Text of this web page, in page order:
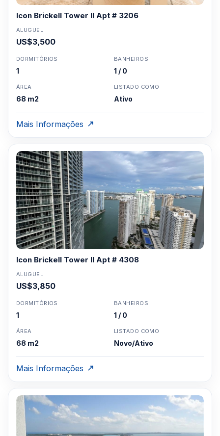
Icon Brickell Tower II Apt # 3206
ALUGUEL
US$3,500
DORMITÓRIOS
1
BANHEIROS
1 / 0
ÁREA
68 m2
LISTADO COMO
Ativo
Mais Informações
Icon Brickell Tower II Apt # 4308
ALUGUEL
US$3,850
DORMITÓRIOS
1
BANHEIROS
1 / 0
ÁREA
68 m2
LISTADO COMO
Novo/Ativo
Mais Informações